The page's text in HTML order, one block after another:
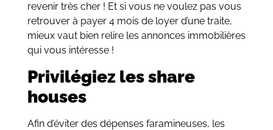
revenir très cher ! Et si vous ne voulez pas vous
retrouver à payer 4 mois de loyer d’une traite,
mieux vaut bien relire les annonces immobilières
qui vous intéresse !
Privilégiez les share
houses
Afin d’éviter des dépenses faramineuses, les